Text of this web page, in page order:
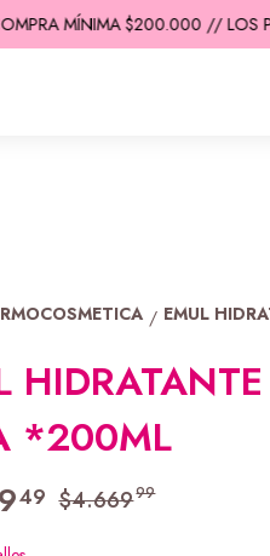
MÍNIMA $200.000 // LOS
/ EMUL
*200ML
49 $4.66999